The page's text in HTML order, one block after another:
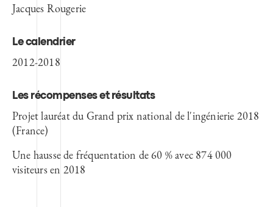
Jacques Rougerie
Le calendrier
2012-2018
Les récompenses et résultats
Projet lauréat du Grand prix national de l'ingénierie 2018
(France)
Une hausse de fréquentation de 60 % avec 874 000
visiteurs en 2018